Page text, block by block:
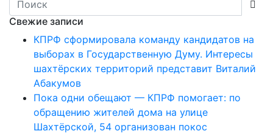
Свежие записи
КПРФ сформировала команду кандидатов на
выборах в Государственную Думу. Интересы
шахтёрских территорий представит Виталий
Абакумов
Пока одни обещают — КПРФ помогает: по
обращению жителей дома на улице
Шахтёрской, 54 организован покос